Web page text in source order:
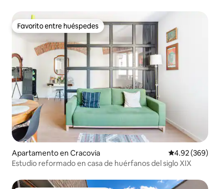
Favorito entre huéspedes
Favorito entre huéspedes
Apartamento en Cracovia Calificación
4.92 (369)
Estudio reformado en casa de huérfanos del siglo XIX